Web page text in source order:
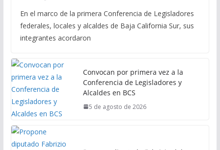
En el marco de la primera Conferencia de Legisladores
federales, locales y alcaldes de Baja California Sur, sus
integrantes acordaron
Convocan por primera vez a la
Conferencia de Legisladores y
Alcaldes en BCS
5 de agosto de 2026